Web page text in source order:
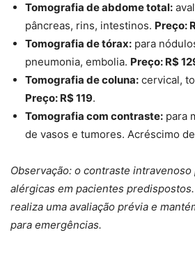
Tomografia de abdome total:
pâncreas, rins, intestinos. Preço:
Tomografia de tórax: para
pneumonia, embolia. Preço: R$
Tomografia de coluna: cervical,
Preço: R$ 119.
Tomografia com contraste: para
de vasos e tumores. Acréscimo
Observação: o contraste
alérgicas em pacientes
realiza uma avaliação prévia e
para emergências.